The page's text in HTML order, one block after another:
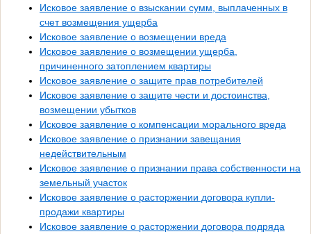
Исковое заявление о взыскании сумм, выплаченных в
счет возмещения ущерба
Исковое заявление о возмещении вреда
Исковое заявление о возмещении ущерба,
причиненного затоплением квартиры
Исковое заявление о защите прав потребителей
Исковое заявление о защите чести и достоинства,
возмещении убытков
Исковое заявление о компенсации морального вреда
Исковое заявление о признании завещания
недействительным
Исковое заявление о признании права собственности на
земельный участок
Исковое заявление о расторжении договора купли-
продажи квартиры
Исковое заявление о расторжении договора подряда